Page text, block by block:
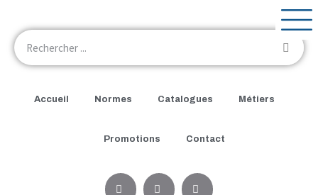
Accueil Normes Catalogues Métiers
Promotions Contact